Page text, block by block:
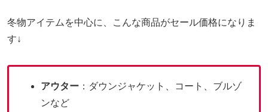
冬物アイテムを中心に、こんな商品がセール価格になりま
す↓
アウター ：ダウンジャケット、コート、ブルゾ
ンなど